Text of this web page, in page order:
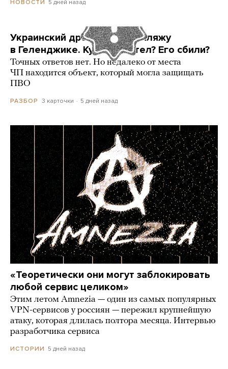
НОВОСТИ 5 дней назад
Украинский дрон попал по пляжу
в Геленджике. Куда он летел? Его сбили?
Точных ответов нет. Но недалеко от места
ЧП находится объект, который могла защищать
ПВО
РАЗБОР 3 карточки 5 дней назад
«Теоретически они могут заблокировать
любой сервис целиком»
Этим летом Amnezia — один из самых популярных
VPN-сервисов у россиян — пережил крупнейшую
атаку, которая длилась полтора месяца. Интервью
разработчика сервиса
ИСТОРИИ 5 дней назад